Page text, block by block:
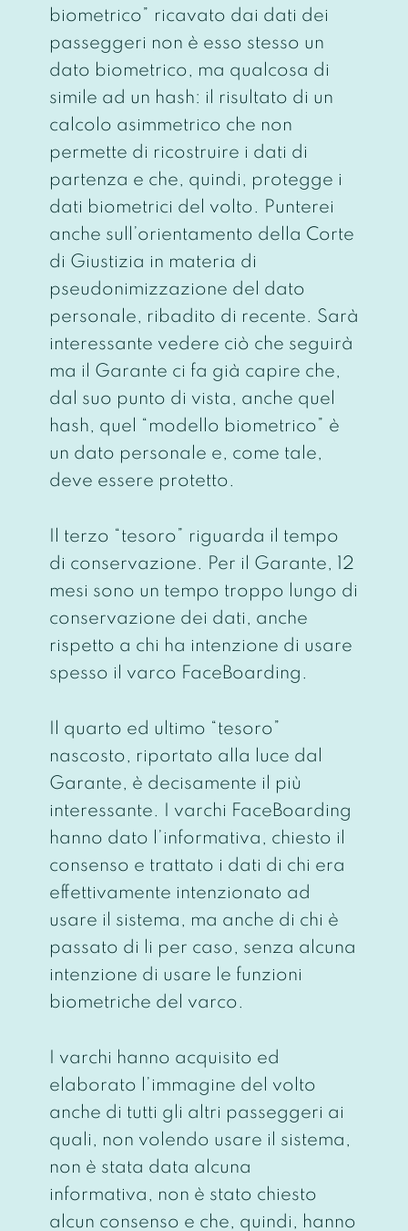
biometrico” ricavato dai dati dei
passeggeri non è esso stesso un
dato biometrico, ma qualcosa di
simile ad un hash: il risultato di un
calcolo asimmetrico che non
permette di ricostruire i dati di
partenza e che, quindi, protegge i
dati biometrici del volto. Punterei
anche sull’orientamento della Corte
di Giustizia in materia di
pseudonimizzazione del dato
personale, ribadito di recente. Sarà
interessante vedere ciò che seguirà
ma il Garante ci fa già capire che,
dal suo punto di vista, anche quel
hash, quel “modello biometrico” è
un dato personale e, come tale,
deve essere protetto.
Il terzo “tesoro” riguarda il tempo
di conservazione. Per il Garante, 12
mesi sono un tempo troppo lungo di
conservazione dei dati, anche
rispetto a chi ha intenzione di usare
spesso il varco FaceBoarding.
Il quarto ed ultimo “tesoro”
nascosto, riportato alla luce dal
Garante, è decisamente il più
interessante. I varchi FaceBoarding
hanno dato l’informativa, chiesto il
consenso e trattato i dati di chi era
effettivamente intenzionato ad
usare il sistema, ma anche di chi è
passato di li per caso, senza alcuna
intenzione di usare le funzioni
biometriche del varco.
I varchi hanno acquisito ed
elaborato l’immagine del volto
anche di tutti gli altri passeggeri ai
quali, non volendo usare il sistema,
non è stata data alcuna
informativa, non è stato chiesto
alcun consenso e che, quindi, hanno